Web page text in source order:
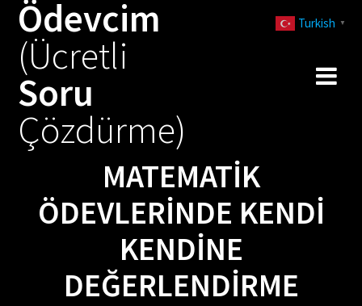
Ödevcim
(Ücretli
Soru
Çözdürme)
MATEMATIK
ÖDEVLERINDE KENDI
KENDINE
DEĞERLENDIRME
Turkish ▼